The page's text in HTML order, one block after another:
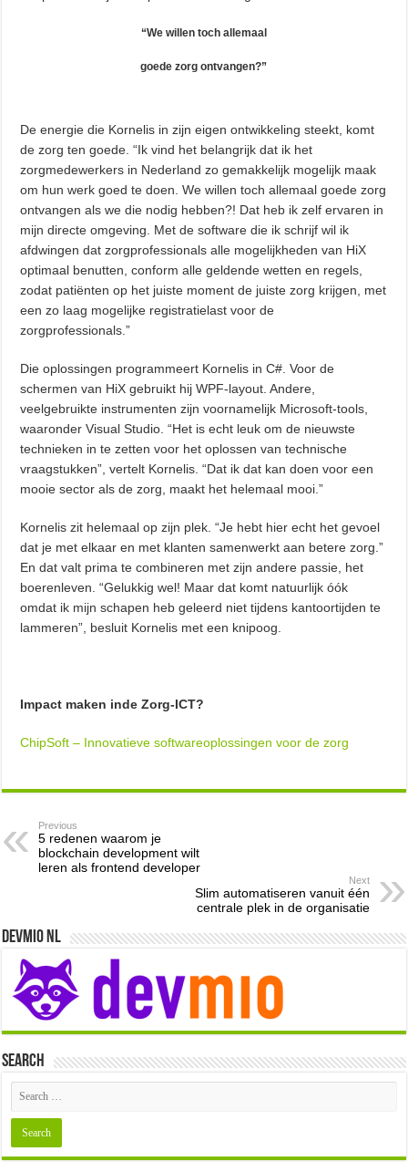
“We willen toch allemaal
goede zorg ontvangen?”
De energie die Kornelis in zijn eigen ontwikkeling steekt, komt
de zorg ten goede. “Ik vind het belangrijk dat ik het
zorgmedewerkers in Nederland zo gemakkelijk mogelijk maak
om hun werk goed te doen. We willen toch allemaal goede zorg
ontvangen als we die nodig hebben?! Dat heb ik zelf ervaren in
mijn directe omgeving. Met de software die ik schrijf wil ik
afdwingen dat zorgprofessionals alle mogelijkheden van HiX
optimaal benutten, conform alle geldende wetten en regels,
zodat patiënten op het juiste moment de juiste zorg krijgen, met
een zo laag mogelijke registratielast voor de
zorgprofessionals.”
Die oplossingen programmeert Kornelis in C#. Voor de
schermen van HiX gebruikt hij WPF-layout. Andere,
veelgebruikte instrumenten zijn voornamelijk Microsoft-tools,
waaronder Visual Studio. “Het is echt leuk om de nieuwste
technieken in te zetten voor het oplossen van technische
vraagstukken”, vertelt Kornelis. “Dat ik dat kan doen voor een
mooie sector als de zorg, maakt het helemaal mooi.”
Kornelis zit helemaal op zijn plek. “Je hebt hier echt het gevoel
dat je met elkaar en met klanten samenwerkt aan betere zorg.”
En dat valt prima te combineren met zijn andere passie, het
boerenleven. “Gelukkig wel! Maar dat komt natuurlijk óók
omdat ik mijn schapen heb geleerd niet tijdens kantoortijden te
lammeren”, besluit Kornelis met een knipoog.
Impact maken inde Zorg-ICT?
ChipSoft – Innovatieve softwareoplossingen voor de zorg
Previous
5 redenen waarom je
blockchain development wilt
leren als frontend developer
Next
Slim automatiseren vanuit één
centrale plek in de organisatie
Devmio NL
Search